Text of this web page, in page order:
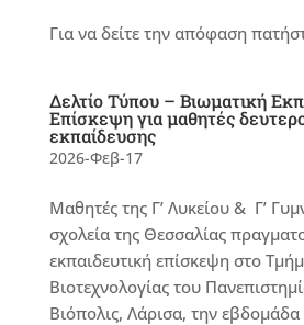
Για να δείτε την απόφαση
Δελτίο Τύπου – Βιωματική
Επίσκεψη για μαθητές
εκπαίδευσης
2026-Φεβ-17
Μαθητές της Γ’ Λυκείου & Γ’
σχολεία της Θεσσαλίας
εκπαιδευτική επίσκεψη στο
Βιοτεχνολογίας του
Βιόπολις, Λάρισα, την